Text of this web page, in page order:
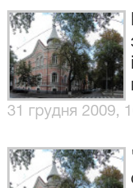
31 грудня 2009,